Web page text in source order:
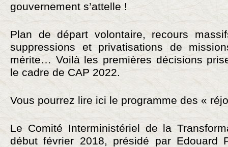
gouvernement s’attelle !
Plan de départ volontaire, recours
suppressions et privatisations de
mérite… Voilà les premières décisions
le cadre de CAP 2022.
Vous pourrez lire ici le programme des «
Le Comité Interministériel de la
début février 2018, présidé par Edouard